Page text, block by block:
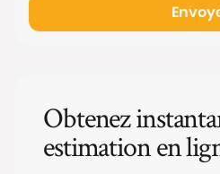
Obtenez
estimation en